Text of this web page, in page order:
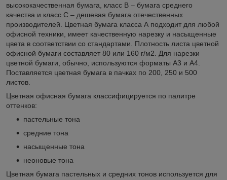
высококачественная бумага, класс В – бумага среднего
качества и класс С – дешевая бумага отечественных
производителей. Цветная бумага класса А подходит для любой
офисной техники, имеет качественную нарезку и насыщенные
цвета в соответствии со стандартами. Плотность листа цветной
офисной бумаги составляет 80 или 160 г/м2. Для нарезки
цветной бумаги, обычно, используются форматы А3 и А4.
Поставляется цветная бумага в пачках по 200, 250 и 500
листов.
Цветная офисная бумага классифицируется по палитре
оттенков:
пастельные тона
средние тона
насыщенные тона
неоновые тона
Цветная бумага пастельных и средних тонов используется для